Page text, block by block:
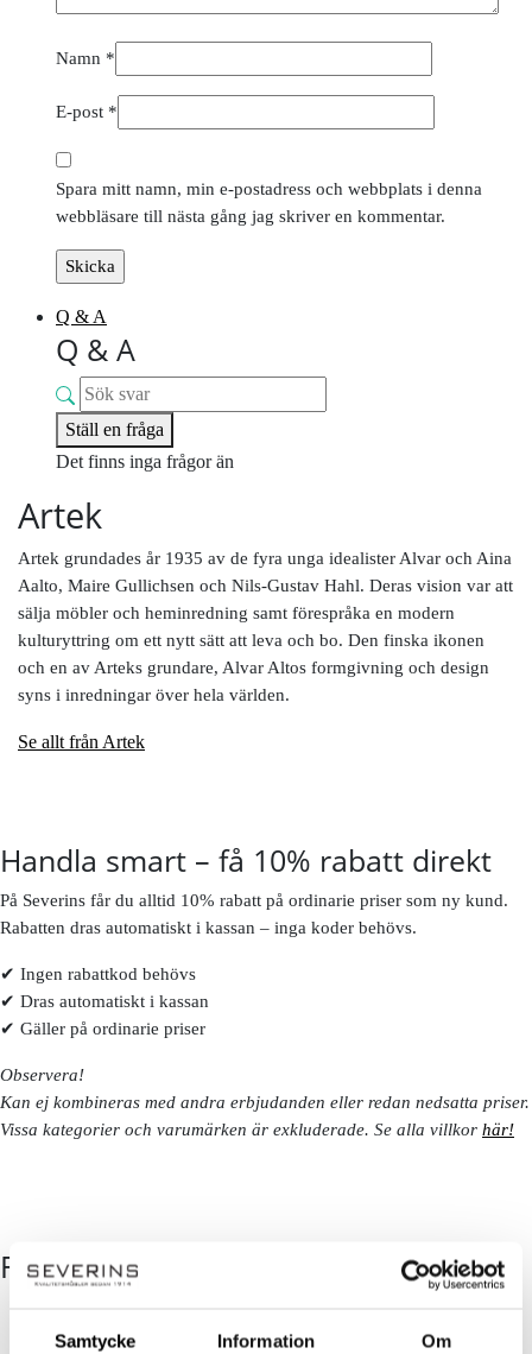
Samtycke Information Om
Namn *
E-post *
Spara mitt namn, min e-postadress och webbplats i denna
webbläsare till nästa gång jag skriver en kommentar.
Q & A
Q & A
Ställ en fråga
Det finns inga frågor än
Artek
Artek grundades år 1935 av de fyra unga idealister Alvar och Aina
Aalto, Maire Gullichsen och Nils-Gustav Hahl. Deras vision var att
sälja möbler och heminredning samt förespråka en modern
kulturyttring om ett nytt sätt att leva och bo. Den finska ikonen
och en av Arteks grundare, Alvar Altos formgivning och design
syns i inredningar över hela världen.
Se allt från Artek
Handla smart – få 10% rabatt direkt
På Severins får du alltid 10% rabatt på ordinarie priser som ny kund.
Rabatten dras automatiskt i kassan – inga koder behövs.
✔ Ingen rabattkod behövs
✔ Dras automatiskt i kassan
✔ Gäller på ordinarie priser
Observera!
Kan ej kombineras med andra erbjudanden eller redan nedsatta priser.
Vissa kategorier och varumärken är exkluderade. Se alla villkor här!
FÖLJ OSS